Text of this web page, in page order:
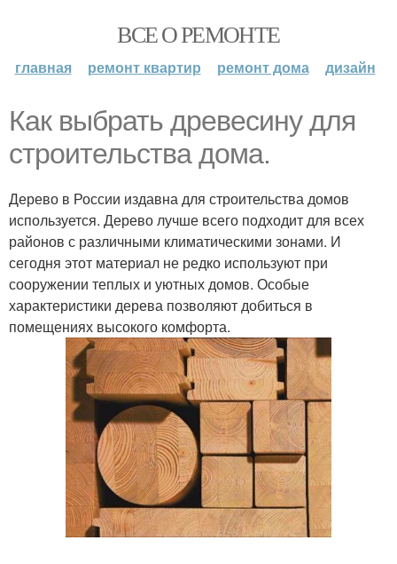
ВСЕ О РЕМОНТЕ
главная ремонт квартир ремонт дома дизайн
Как выбрать древесину для
строительства дома.
Дерево в России издавна для строительства домов
используется. Дерево лучше всего подходит для всех
районов с различными климатическими зонами. И
сегодня этот материал не редко используют при
сооружении теплых и уютных домов. Особые
характеристики дерева позволяют добиться в
помещениях высокого комфорта.